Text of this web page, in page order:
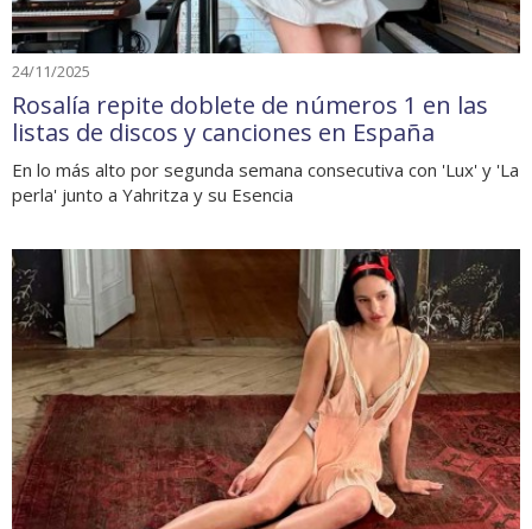
24/11/2025
Rosalía repite doblete de números 1 en las
listas de discos y canciones en España
En lo más alto por segunda semana consecutiva con 'Lux' y 'La
perla' junto a Yahritza y su Esencia